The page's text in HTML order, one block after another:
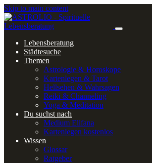
Skip to main content
Lebensberatung
Städtesuche
Themen
Astrologie & Horoskope
Kartenlegen & Tarot
Hellsehen & Wahrsagen
Reiki & Channeling
Yoga & Meditation
Du suchst nach
Medium Elifana
Kartenlegen kostenlos
Wissen
Glossar
Ratgeber